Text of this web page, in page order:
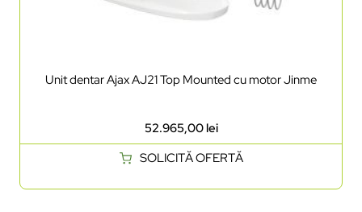
Unit dentar Ajax AJ21 Top Mounted cu motor Jinme
52.965,00lei
SOLICITĂ OFERTĂ